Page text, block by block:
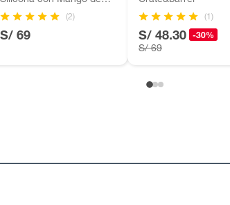
Madera
(2)
S/ 69
(1)
S/ 48.30 -30%
S/ 69